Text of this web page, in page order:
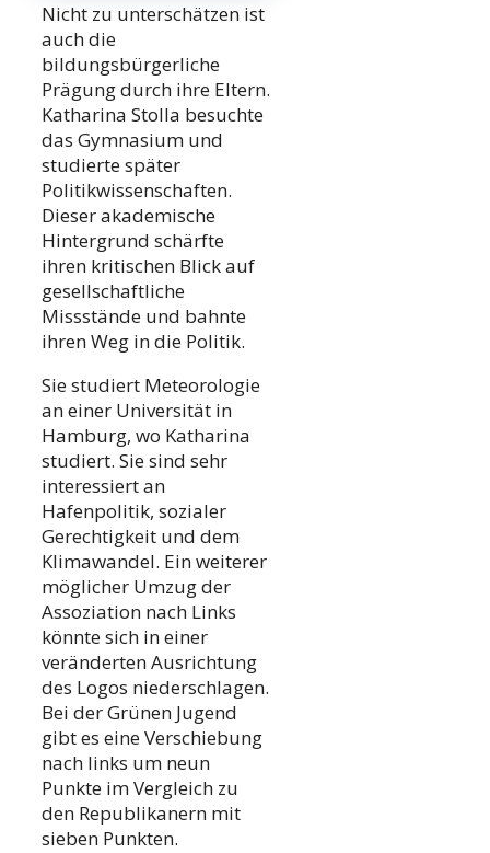
Nicht zu unterschätzen ist
auch die
bildungsbürgerliche
Prägung durch ihre Eltern.
Katharina Stolla besuchte
das Gymnasium und
studierte später
Politikwissenschaften.
Dieser akademische
Hintergrund schärfte
ihren kritischen Blick auf
gesellschaftliche
Missstände und bahnte
ihren Weg in die Politik.
Sie studiert Meteorologie
an einer Universität in
Hamburg, wo Katharina
studiert. Sie sind sehr
interessiert an
Hafenpolitik, sozialer
Gerechtigkeit und dem
Klimawandel. Ein weiterer
möglicher Umzug der
Assoziation nach Links
könnte sich in einer
veränderten Ausrichtung
des Logos niederschlagen.
Bei der Grünen Jugend
gibt es eine Verschiebung
nach links um neun
Punkte im Vergleich zu
den Republikanern mit
sieben Punkten.